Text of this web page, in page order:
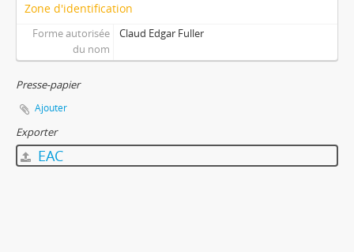
Zone d'identification
Forme autorisée
du nom
Claud Edgar Fuller
Presse-papier
Ajouter
Exporter
EAC